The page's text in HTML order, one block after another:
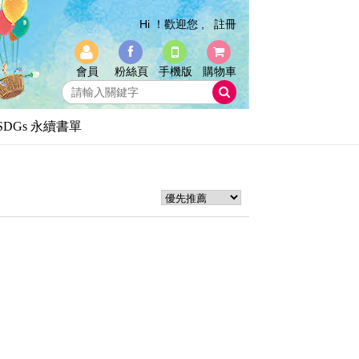
Hi ！歡迎您 , 註冊
會員 粉絲頁 手機版 購物車
永續書單